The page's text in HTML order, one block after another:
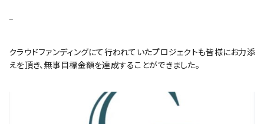
–
クラウドファンディングにて行われていたプロジェクトも皆様にお力添
えを頂き、無事目標金額を達成することができました。